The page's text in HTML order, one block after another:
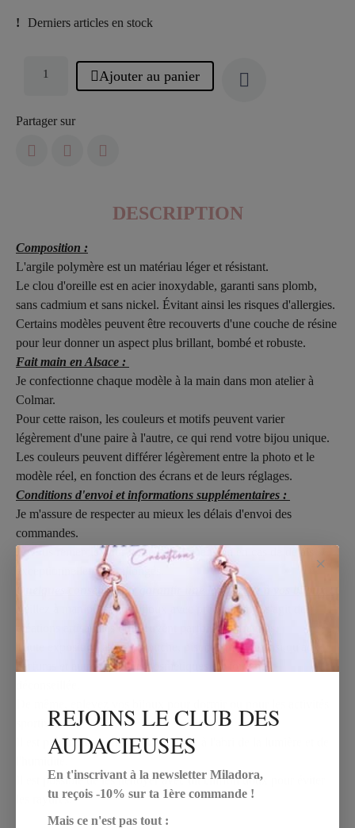
Derniers articles en stock
Ajouter au panier
Partager sur
DESCRIPTION
Composition :
L'argile polymère est un matériau léger et résistant.
Le clou d'oreille est en acier inoxydable, garanti sans plomb,
sans cadmium et sans nickel. Évitant ainsi les risques d'allergies.
Certains modèles peuvent être recouverts d'une couche de résine
pour leur donner un aspect plus brillant, bombé et robuste.
Fait main en Alsace :
Je confectionne chaque modèle à la main dans mon atelier à
Colmar.
Pour cette raison, les couleurs et motifs peuvent varier
légèrement d'une paire à l'autre, ce qui rend votre bijou unique.
Les couleurs peuvent différer légèrement entre la photo et le
modèle réel, en fonction des écrans et de leurs réglages.
Conditions d'envoi et informations supplémentaires :
Je m'assure de respecter au mieux les délais d'envoi des
commandes.
Je vous remercie pour votre compréhension en cas de délais
exceptionnellement rallongés.
Quelques conseils pour garantir une longue vie à vos bijoux :
Veillez à manipuler vos bijoux avec précaution. Il s'agit de
créations artisanales qui peuvent parfois être fragiles.
Toute exposition à l'eau (douche, piscine, mer...) ainsi qu'aux
parfums et autres produits cosmétiques est fortement
sportives.
Il est préférable de ranger vos bijoux à l'abri de la lumière et de
Il est possible de les nettoyer avec un chiffon doux pour éviter
les rayures.
×
REJOINS LE CLUB DES
AUDACIEUSES
En t'inscrivant à la newsletter Miladora,
tu reçois -10% sur ta 1ère commande !
Mais ce n'est pas tout :